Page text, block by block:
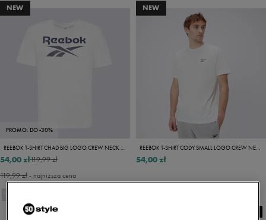
NEW
PROMO: DO -30%
119,99 zł
54,00 zł
119,99 zł- najniższa cena
NEW
54,00 zł